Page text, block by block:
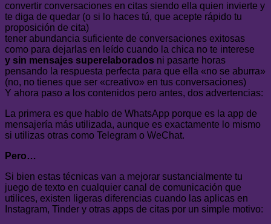
convertir conversaciones en citas siendo ella quien invierte y
te diga de quedar (o si lo haces tú, que acepte rápido tu
proposición de cita)
tener abundancia suficiente de conversaciones exitosas
como para dejarlas en leído cuando la chica no te interese
y sin mensajes superelaborados ni pasarte horas
pensando la respuesta perfecta para que ella «no se aburra»
(no, no tienes que ser «creativo» en tus conversaciones)
Y ahora paso a los contenidos pero antes, dos advertencias:
La primera es que hablo de WhatsApp porque es la app de
mensajería más utilizada, aunque es exactamente lo mismo
si utilizas otras como Telegram o WeChat.
Pero…
Si bien estas técnicas van a mejorar sustancialmente tu
juego de texto en cualquier canal de comunicación que
utilices, existen ligeras diferencias cuando las aplicas en
Instagram, Tinder y otras apps de citas por un simple motivo: